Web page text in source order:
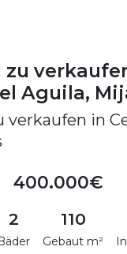
Aguila,
verkaufen in
400.000€
2 110
Gebaut m²